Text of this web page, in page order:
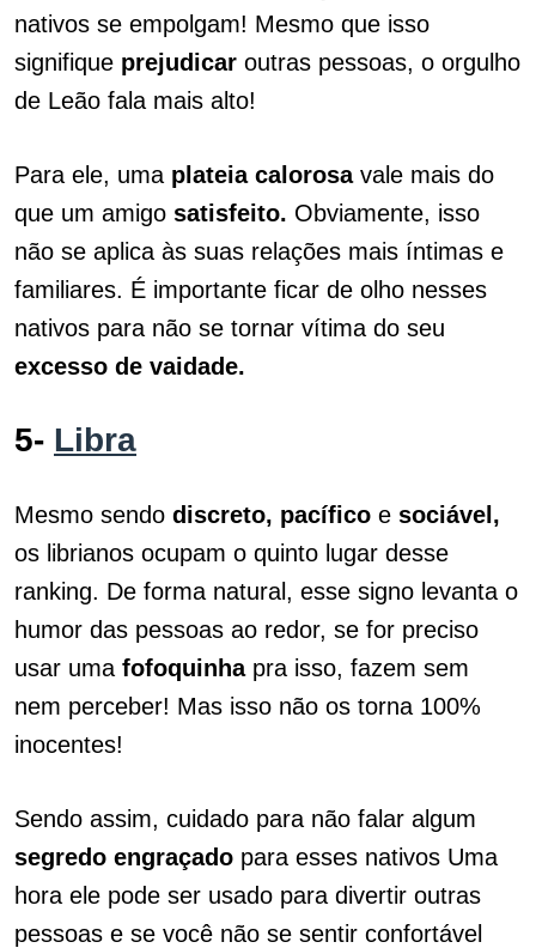
nativos se empolgam! Mesmo que isso
signifique prejudicar outras pessoas, o orgulho
de Leão fala mais alto!
Para ele, uma plateia calorosavale mais do
que um amigo satisfeito. Obviamente, isso
não se aplica às suas relações mais íntimas e
familiares. É importante ficar de olho nesses
nativos para não se tornar vítima do seu
excesso de vaidade.
5- Libra
Mesmo sendo discreto, pacífico e sociável,
os librianos ocupam o quinto lugar desse
ranking. De forma natural, esse signo levanta o
humor das pessoas ao redor, se for preciso
usar uma fofoquinhapra isso, fazem sem
nem perceber! Mas isso não os torna 100%
inocentes!
Sendo assim, cuidado para não falar algum
segredo engraçado para esses nativos Uma
hora ele pode ser usado para divertir outras
pessoas e se você não se sentir confortável